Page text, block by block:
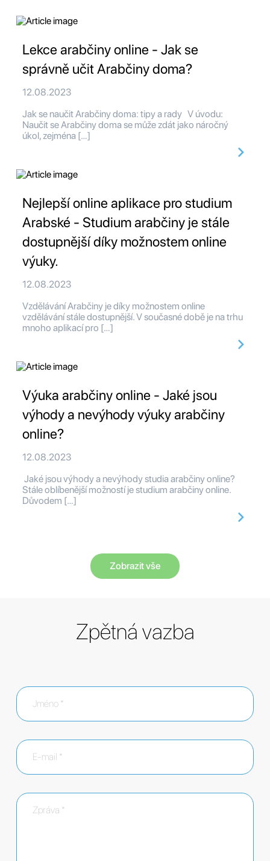
Lekce arabčiny online - Jak se
správně učit Arabčiny doma?
12.08.2023
Jak se naučit Arabčiny doma: tipy a rady V úvodu:
Naučit se Arabčiny doma se může zdát jako náročný
úkol, zejména […]
Nejlepší online aplikace pro studium
Arabské - Studium arabčiny je stále
dostupnější díky možnostem online
výuky.
12.08.2023
Vzdělávání Arabčiny je díky možnostem online
vzdělávání stále dostupnější. V současné době je na trhu
mnoho aplikací pro […]
Výuka arabčiny online - Jaké jsou
výhody a nevýhody výuky arabčiny
online?
12.08.2023
Jaké jsou výhody a nevýhody studia arabčiny online?
Stále oblíbenější možností je studium arabčiny online.
Důvodem […]
Zobrazit vše
Zpětná vazba